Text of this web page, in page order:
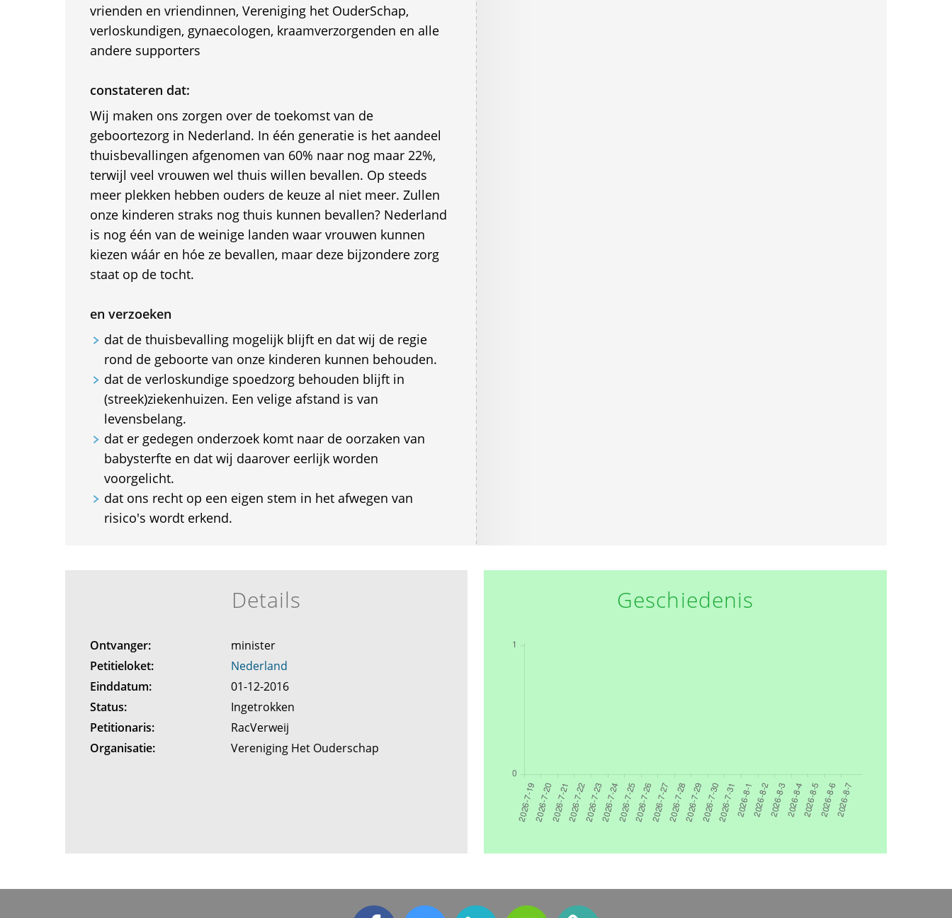
vrienden en vriendinnen, Vereniging het OuderSchap,
verloskundigen, gynaecologen, kraamverzorgenden en alle
andere supporters
constateren dat:
Wij maken ons zorgen over de toekomst van de
geboortezorg in Nederland. In één generatie is het aandeel
thuisbevallingen afgenomen van 60% naar nog maar 22%,
terwijl veel vrouwen wel thuis willen bevallen. Op steeds
meer plekken hebben ouders de keuze al niet meer. Zullen
onze kinderen straks nog thuis kunnen bevallen? Nederland
is nog één van de weinige landen waar vrouwen kunnen
kiezen wáár en hóe ze bevallen, maar deze bijzondere zorg
staat op de tocht.
en verzoeken
dat de thuisbevalling mogelijk blijft en dat wij de regie
rond de geboorte van onze kinderen kunnen behouden.
dat de verloskundige spoedzorg behouden blijft in
(streek)ziekenhuizen. Een velige afstand is van
levensbelang.
dat er gedegen onderzoek komt naar de oorzaken van
babysterfte en dat wij daarover eerlijk worden
voorgelicht.
dat ons recht op een eigen stem in het afwegen van
risico's wordt erkend.
Details
Ontvanger:
minister
Petitieloket:
Nederland
Einddatum:
01-12-2016
Status:
Ingetrokken
Petitionaris:
RacVerweij
Organisatie:
Vereniging Het Ouderschap
Geschiedenis